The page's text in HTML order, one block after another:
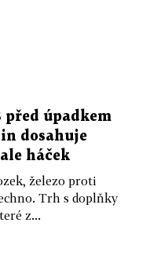
před úpadkem
dosahuje
háček
železo proti
Trh s doplňky
z...